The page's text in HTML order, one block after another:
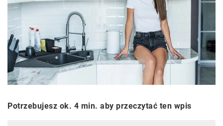
Potrzebujesz ok. 4 min. aby przeczytać ten wpis